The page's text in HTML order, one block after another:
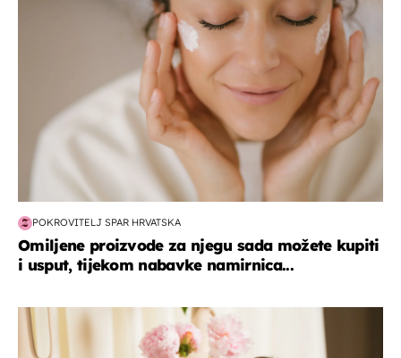
POKROVITELJ SPAR HRVATSKA
Omiljene proizvode za njegu sada možete kupiti
i usput, tijekom nabavke namirnica...
moda & ljepota